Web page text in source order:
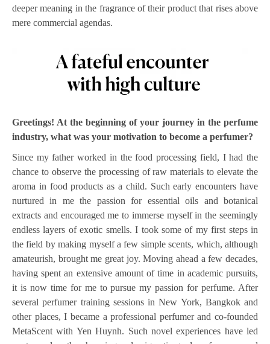
deeper meaning in the fragrance of their product that rises above
mere commercial agendas.
Greetings! At the beginning of your journey in the perfume
industry, what was your motivation to become a perfumer?
Since my father worked in the food processing field, I had the
chance to observe the processing of raw materials to elevate the
aroma in food products as a child. Such early encounters have
nurtured in me the passion for essential oils and botanical
extracts and encouraged me to immerse myself in the seemingly
endless layers of exotic smells. I took some of my first steps in
the field by making myself a few simple scents, which, although
amateurish, brought me great joy. Moving ahead a few decades,
having spent an extensive amount of time in academic pursuits,
it is now time for me to pursue my passion for perfume. After
several perfumer training sessions in New York, Bangkok and
other places, I became a professional perfumer and co-founded
MetaScent with Yen Huynh. Such novel experiences have led